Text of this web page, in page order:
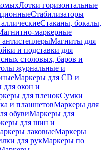
Лотки горизонтальные
Стабилизаторы
Стаканы, бокалы,
маркерные
Магниты для
и подставки для
столовых, баров и
журнальные и
Маркеры для CD и
окон и
для пленокСумки
и планшетовМаркеры для
обувиМаркеры для
для шин и
лаковыеМаркеры
для рукМаркеры по